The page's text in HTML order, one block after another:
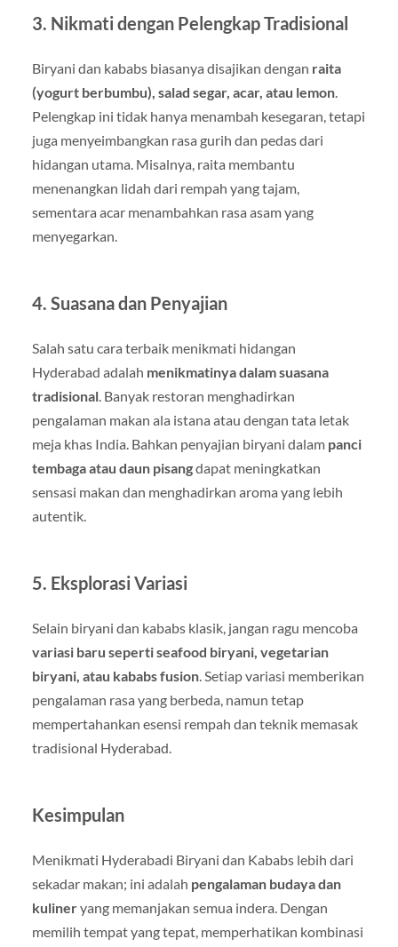
3. Nikmati dengan Pelengkap Tradisional
Biryani dan kababs biasanya disajikan dengan raita
(yogurt berbumbu), salad segar, acar, atau lemon.
Pelengkap ini tidak hanya menambah kesegaran, tetapi
juga menyeimbangkan rasa gurih dan pedas dari
hidangan utama. Misalnya, raita membantu
menenangkan lidah dari rempah yang tajam,
sementara acar menambahkan rasa asam yang
menyegarkan.
4. Suasana dan Penyajian
Salah satu cara terbaik menikmati hidangan
Hyderabad adalah menikmatinya dalam suasana
tradisional. Banyak restoran menghadirkan
pengalaman makan ala istana atau dengan tata letak
meja khas India. Bahkan penyajian biryani dalam panci
tembaga atau daun pisangdapat meningkatkan
sensasi makan dan menghadirkan aroma yang lebih
autentik.
5. Eksplorasi Variasi
Selain biryani dan kababs klasik, jangan ragu mencoba
variasi baru seperti seafood biryani, vegetarian
biryani, atau kababs fusion. Setiap variasi memberikan
pengalaman rasa yang berbeda, namun tetap
mempertahankan esensi rempah dan teknik memasak
tradisional Hyderabad.
Kesimpulan
Menikmati Hyderabadi Biryani dan Kababs lebih dari
sekadar makan; ini adalah pengalaman budaya dan
kulineryang memanjakan semua indera. Dengan
memilih tempat yang tepat, memperhatikan kombinasi